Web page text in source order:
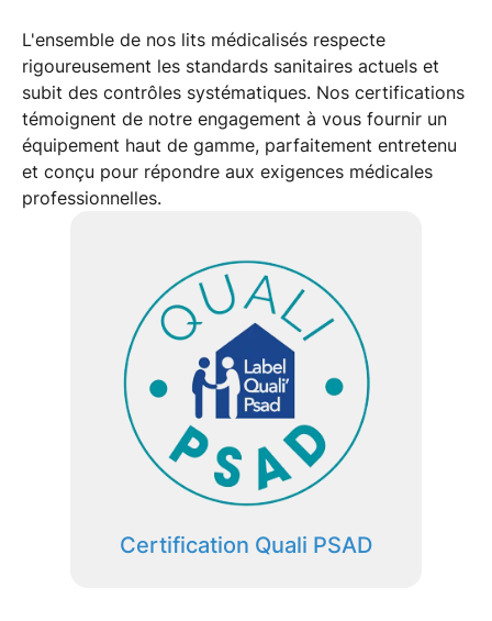
L'ensemble de nos lits médicalisés respecte
rigoureusement les standards sanitaires actuels et
subit des contrôles systématiques. Nos certifications
témoignent de notre engagement à vous fournir un
équipement haut de gamme, parfaitement entretenu
et conçu pour répondre aux exigences médicales
professionnelles.
Certification Quali PSAD